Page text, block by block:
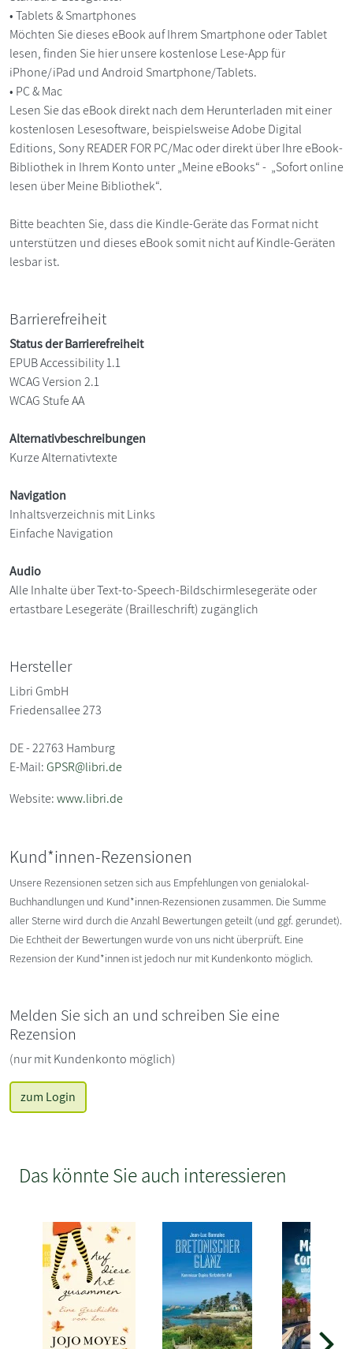
• Tablets & Smartphones
Möchten Sie dieses eBook auf Ihrem Smartphone oder Tablet
lesen, finden Sie hier unsere kostenlose Lese-App für
iPhone/iPad und Android Smartphone/Tablets.
• PC & Mac
Lesen Sie das eBook direkt nach dem Herunterladen mit einer
kostenlosen Lesesoftware, beispielsweise Adobe Digital
Editions, Sony READER FOR PC/Mac oder direkt über Ihre eBook-
Bibliothek in Ihrem Konto unter „Meine eBooks“ - „Sofort online
lesen über Meine Bibliothek“.
Bitte beachten Sie, dass die Kindle-Geräte das Format nicht
unterstützen und dieses eBook somit nicht auf Kindle-Geräten
lesbar ist.
Barrierefreiheit
Status der Barrierefreiheit
EPUB Accessibility 1.1
WCAG Version 2.1
WCAG Stufe AA
Alternativbeschreibungen
Kurze Alternativtexte
Navigation
Inhaltsverzeichnis mit Links
Einfache Navigation
Audio
Alle Inhalte über Text-to-Speech-Bildschirmlesegeräte oder
ertastbare Lesegeräte (Brailleschrift) zugänglich
Hersteller
Libri GmbH
Friedensallee 273
DE - 22763 Hamburg
E-Mail:GPSR@libri.de
Website:www.libri.de
Kund*innen-Rezensionen
Unsere Rezensionen setzen sich aus Empfehlungen von genialokal-
Buchhandlungen und Kund*innen-Rezensionen zusammen. Die Summe
aller Sterne wird durch die Anzahl Bewertungen geteilt (und ggf. gerundet).
Die Echtheit der Bewertungen wurde von uns nicht überprüft. Eine
Rezension der Kund*innen ist jedoch nur mit Kundenkonto möglich.
Melden Sie sich an und schreiben Sie eine
Rezension
(nur mit Kundenkonto möglich)
zum Login
Das könnte Sie auch interessieren